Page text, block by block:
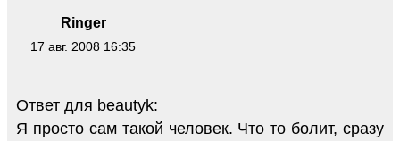
Ringer
17 авг. 2008 16:35
Ответ для beautyk:
Я просто сам такой человек. Что то болит, сразу